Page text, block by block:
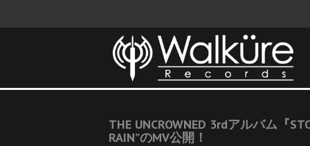
THE UNCROWNED 3rdアルバム『
RAIN”のMV公開！